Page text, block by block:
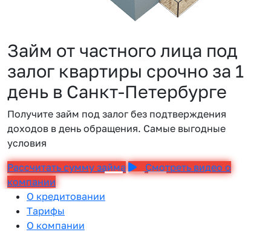
Займ от частного лица под
залог квартиры срочно за 1
день в Санкт-Петербурге
Получите займ под залог без подтверждения
доходов в день обращения. Самые выгодные
условия
Рассчитать сумму займа
Смотреть видео о
компании
О кредитовании
Тарифы
О компании